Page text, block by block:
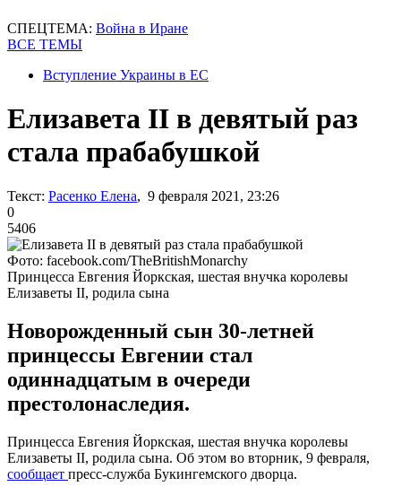
СПЕЦТЕМА: Война в Иране
ВСЕ ТЕМЫ
Вступление Украины в ЕС
Елизавета II в девятый раз
стала прабабушкой
Текст: Расенко Елена, 9 февраля 2021, 23:26
0
5406
Фото: facebook.com/TheBritishMonarchy
Принцесса Евгения Йоркская, шестая внучка королевы
Елизаветы II, родила сына
Новорожденный сын 30-летней
принцессы Евгении стал
одиннадцатым в очереди
престолонаследия.
Принцесса Евгения Йоркская, шестая внучка королевы
Елизаветы II, родила сына. Об этом во вторник, 9 февраля,
сообщает пресс-служба Букингемского дворца.